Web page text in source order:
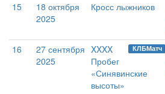
15
18 октября
2025
Кросс лыжников
16
27 сентября
2025
КЛБМатч
XXXX
Пробег
«Синявинские
высоты»